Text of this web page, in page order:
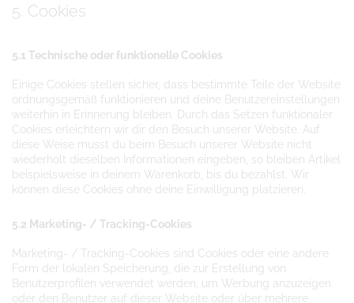
5. Cookies
5.1 Technische oder funktionelle Cookies
Einige Cookies stellen sicher, dass bestimmte Teile der Website
ordnungsgemäß funktionieren und deine Benutzereinstellungen
weiterhin in Erinnerung bleiben. Durch das Setzen funktionaler
Cookies erleichtern wir dir den Besuch unserer Website. Auf
diese Weise musst du beim Besuch unserer Website nicht
wiederholt dieselben Informationen eingeben, so bleiben Artikel
beispielsweise in deinem Warenkorb, bis du bezahlst. Wir
können diese Cookies ohne deine Einwilligung platzieren.
5.2 Marketing- / Tracking-Cookies
Marketing- / Tracking-Cookies sind Cookies oder eine andere
Form der lokalen Speicherung, die zur Erstellung von
Benutzerprofilen verwendet werden, um Werbung anzuzeigen
oder den Benutzer auf dieser Website oder über mehrere